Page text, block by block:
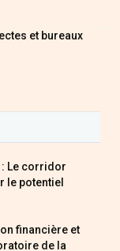
et bureaux
: Le corridor
le potentiel
financière et
de la